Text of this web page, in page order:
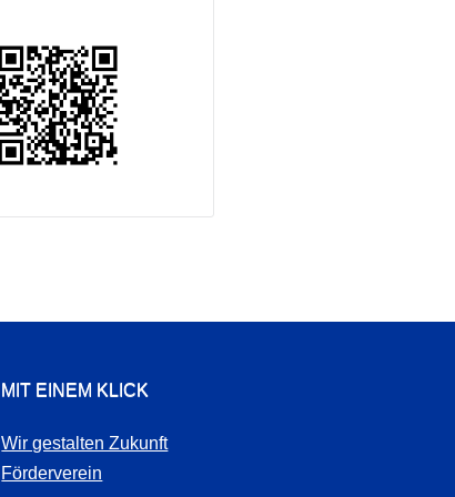
MIT EINEM KLICK
Wir gestalten Zukunft
Förderverein